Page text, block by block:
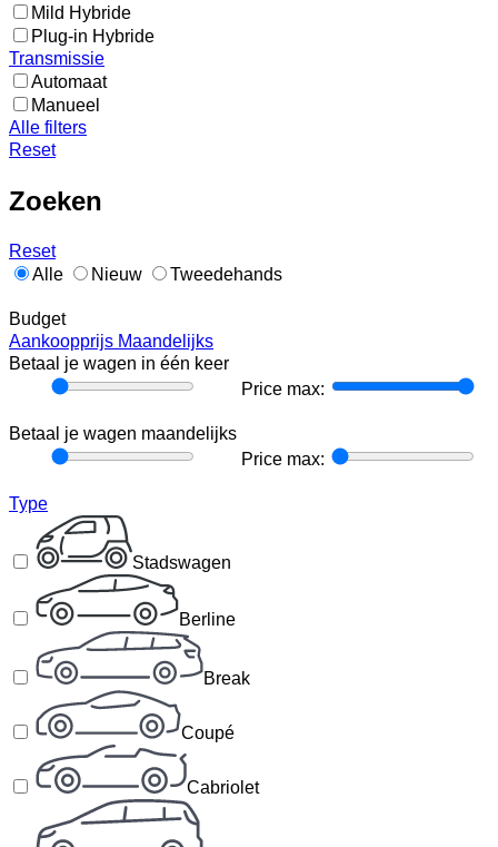
Mild Hybride
Plug-in Hybride
Transmissie
Automaat
Manueel
Alle filters
Reset
Zoeken
Reset
Alle
Nieuw Tweedehands
Budget
Aankoopprijs Maandelijks
Betaal je wagen in één keer
Price
Price max:
Betaal je wagen maandelijks
Price
Price max:
Type
Stadswagen
Berline
Break
Coupé
Cabriolet